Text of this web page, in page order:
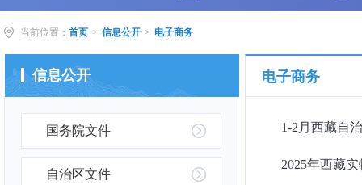
当前位置： 首页 > 信息公开 > 电子商务
信息公开
国务院文件
自治区文件
电子商务
1-2月西藏自
2025年西藏